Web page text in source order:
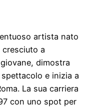
artista nato
cresciuto a
dimostra
e inizia a
La sua carriera
con uno spot per